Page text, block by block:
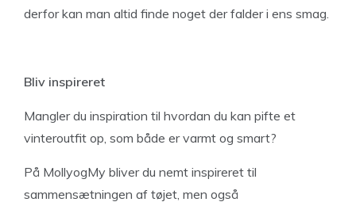
derfor kan man altid finde noget der falder i ens smag.
Bliv inspireret
Mangler du inspiration til hvordan du kan pifte et
vinteroutfit op, som både er varmt og smart?
På MollyogMy bliver du nemt inspireret til
sammensætningen af tøjet, men også